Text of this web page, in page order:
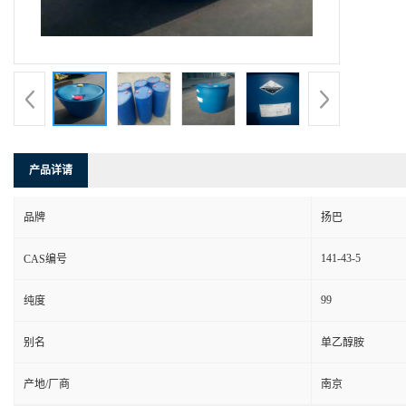
产品详请
品牌 扬巴
CAS编号 141-43-5
纯度 99
别名 单乙醇胺
产地/厂商 南京